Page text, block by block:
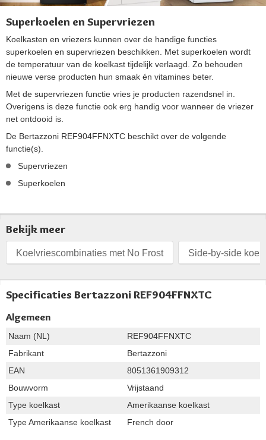
Superkoelen en Supervriezen
Koelkasten en vriezers kunnen over de handige functies
superkoelen en supervriezen beschikken. Met superkoelen wordt
de temperatuur van de koelkast tijdelijk verlaagd. Zo behouden
nieuwe verse producten hun smaak én vitamines beter.
Met de supervriezen functie vries je producten razendsnel in.
Overigens is deze functie ook erg handig voor wanneer de vriezer
net ontdooid is.
De Bertazzoni REF904FFNXTC beschikt over de volgende
functie(s).
Supervriezen
Superkoelen
Bekijk meer
Koelvriescombinaties met No Frost Side-by-side
Specificaties Bertazzoni REF904FFNXTC
Algemeen
Naam (NL)
REF904FFNXTC
Fabrikant
Bertazzoni
EAN
8051361909312
Bouwvorm
Vrijstaand
Type koelkast
Amerikaanse koelkast
Type Amerikaanse koelkast
French door